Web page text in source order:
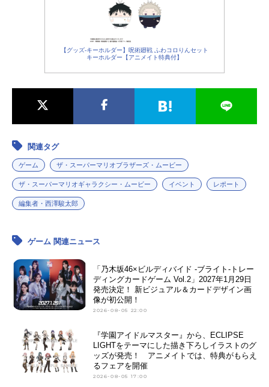
【グッズ-キーホルダー】呪術廻戦 ふわコロりんセット
キーホルダー【アニメイト特典付】
関連タグ
ゲーム ザ・スーパーマリオブラザーズ・ムービー
ザ・スーパーマリオギャラクシー・ムービー イベント レポート
編集者・西澤駿太郎
ゲーム 関連ニュース
「乃木坂46×ビルディバイド -ブライト-トレー
ディングカードゲーム Vol.2」2027年1月29日
発売決定！ 新ビジュアル＆カードデザイン画
像が初公開！
2026-08-05 22:00
『学園アイドルマスター』から、ECLIPSE
LIGHTをテーマにした描き下ろしイラストのグ
ッズが発売！ アニメイトでは、特典がもらえ
るフェアを開催
2026-08-05 17:00